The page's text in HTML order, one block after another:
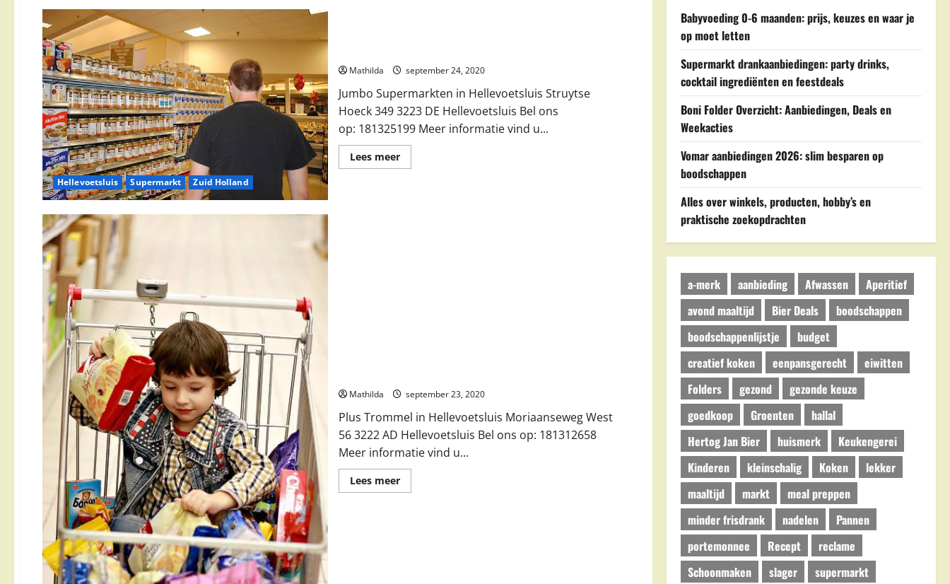
Hellevoetsluis Supermarkt Zuid Holland
Mathilda september 24, 2020
Jumbo Supermarkten in Hellevoetsluis Struytse
Hoeck 349 3223 DE Hellevoetsluis Bel ons
op: 181325199 Meer informatie vind u...
Lees meerLees
meer
Mathilda september 23, 2020
Plus Trommel in Hellevoetsluis Moriaanseweg West
56 3222 AD Hellevoetsluis Bel ons op: 181312658
Meer informatie vind u...
Lees meerLees
meer
Babyvoeding 0-6 maanden: prijs, keuzes en waar je
op moet letten
Supermarkt drankaanbiedingen: party drinks,
cocktail ingrediënten en feestdeals
Boni Folder Overzicht: Aanbiedingen, Deals en
Weekacties
Vomar aanbiedingen 2026: slim besparen op
boodschappen
Alles over winkels, producten, hobby’s en
praktische zoekopdrachten
a-merk aanbieding Afwassen
Aperitief
avond maaltijd
Bier Deals
boodschappen
boodschappenlijstje
budget
creatief koken
eenpansgerecht
eiwitten
Folders
gezond
gezonde keuze
goedkoop
Groenten
hallal
Hertog Jan Bier
huismerk
Keukengerei
Kinderen
kleinschalig Koken
lekker
maaltijd
markt
meal preppen
minder frisdrank
nadelen
Pannen
portemonnee
Recept
reclame
Schoonmaken
slager
supermarkt